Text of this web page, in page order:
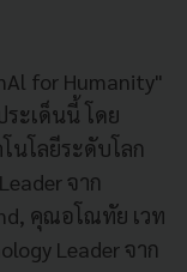
for Humanity"
ะเด็นนี้ โดย
นโลยีระดับโลก
จาก
คุณอโณทัย เวท
Leader จาก